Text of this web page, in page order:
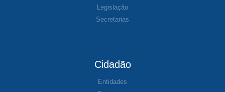
Legislação
Secretarias
Cidadão
Entidades